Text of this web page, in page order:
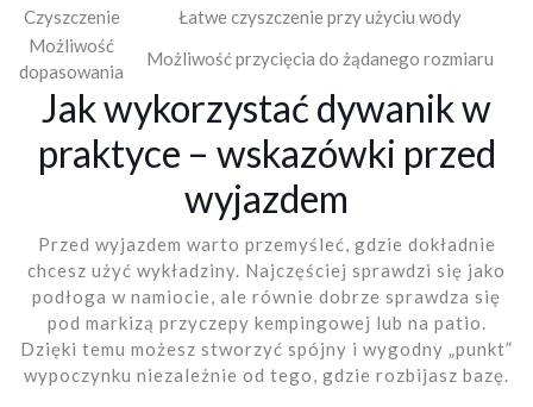
Czyszczenie
Łatwe czyszczenie przy użyciu wody
Możliwość
dopasowania
Możliwość przycięcia do żądanego rozmiaru
Jak wykorzystać dywanik w
praktyce – wskazówki przed
wyjazdem
Przed wyjazdem warto przemyśleć, gdzie dokładnie
chcesz użyć wykładziny. Najczęściej sprawdzi się jako
podłoga w namiocie, ale równie dobrze sprawdza się
pod markizą przyczepy kempingowej lub na patio.
Dzięki temu możesz stworzyć spójny i wygodny „punkt”
wypoczynku niezależnie od tego, gdzie rozbijasz bazę.